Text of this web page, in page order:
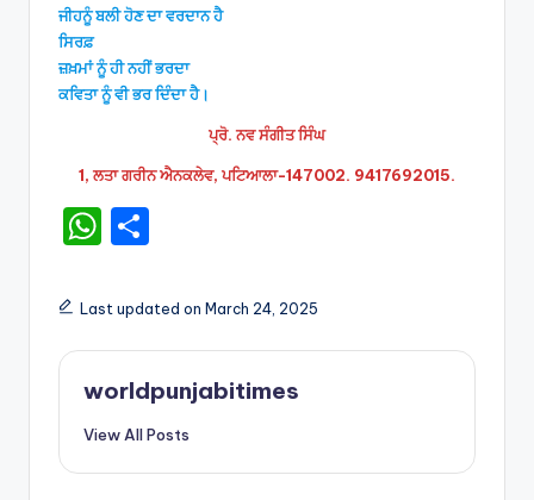
ਜੀਹਨੂੰ ਬਲੀ ਹੋਣ ਦਾ ਵਰਦਾਨ ਹੈ
ਸਿਰਫ਼
ਜ਼ਖ਼ਮਾਂ ਨੂੰ ਹੀ ਨਹੀਂ ਭਰਦਾ
ਕਵਿਤਾ ਨੂੰ ਵੀ ਭਰ ਦਿੰਦਾ ਹੈ।
ਪ੍ਰੋ. ਨਵ ਸੰਗੀਤ ਸਿੰਘ
1, ਲਤਾ ਗਰੀਨ ਐਨਕਲੇਵ, ਪਟਿਆਲਾ-147002. 9417692015.
W
a
ts
A
p
ar
e
Last updated on March 24, 2025
worldpunjabitimes
View All Posts